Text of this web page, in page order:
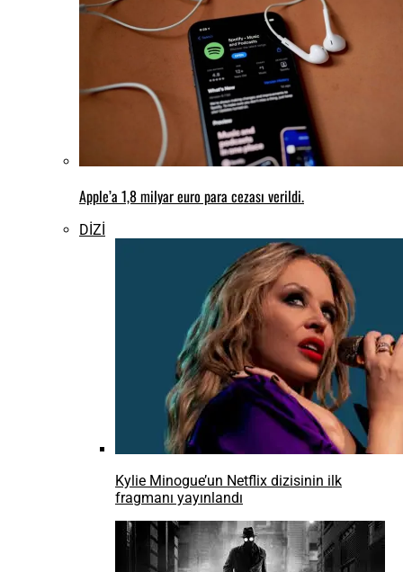
yayınlandı
Green Day’den yeni şarkı: “I’m Never Gonna
R.I.P.”
Oasis belgeseli “Don’t Look Back In
Anger”dan ilk fragman geldi